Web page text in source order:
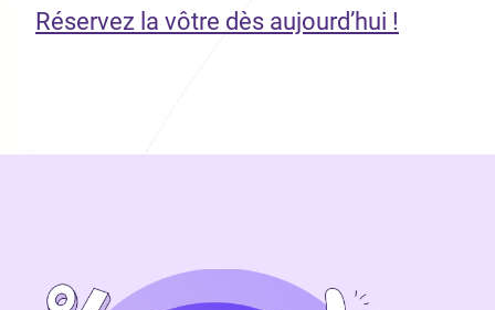
Réservez la vôtre dès aujourd’hui !